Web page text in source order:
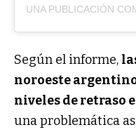
Según el informe,
noroeste
niveles de
una problemática